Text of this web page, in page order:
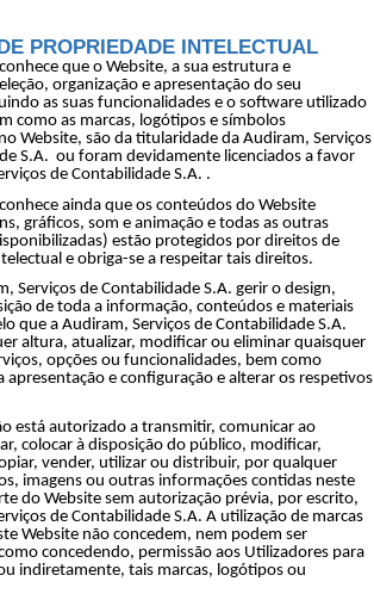
PROPRIEDADE INTELECTUAL
que o Website, a sua estrutura e
organização e apresentação do seu
as suas funcionalidades e o software utilizado
como as marcas, logótipos e símbolos
Website, são da titularidade da Audiram, Serviços
S.A. ou foram devidamente licenciados a favor
de Contabilidade S.A. .
ainda que os conteúdos do Website
gráficos, som e animação e todas as outras
estão protegidos por direitos de
e obriga-se a respeitar tais direitos.
Serviços de Contabilidade S.A. gerir o design,
de toda a informação, conteúdos e materiais
que a Audiram, Serviços de Contabilidade S.A.
altura, atualizar, modificar ou eliminar quaisquer
opções ou funcionalidades, bem como
apresentação e configuração e alterar os respetivos
está autorizado a transmitir, comunicar ao
colocar à disposição do público, modificar,
vender, utilizar ou distribuir, por qualquer
imagens ou outras informações contidas neste
do Website sem autorização prévia, por escrito,
de Contabilidade S.A. A utilização de marcas
Website não concedem, nem podem ser
concedendo, permissão aos Utilizadores para
indiretamente, tais marcas, logótipos ou